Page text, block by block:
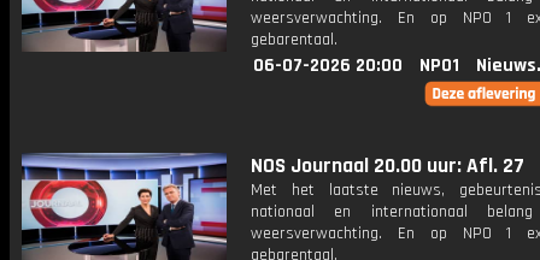
weersverwachting. En op NPO 1
gebarentaal.
06-07-2026 20:00 NPO1
NOS Journaal 20.00 uur: Afl. 27
Met het laatste nieuws,
nationaal en internationaal
weersverwachting. En op NPO 1
gebarentaal.